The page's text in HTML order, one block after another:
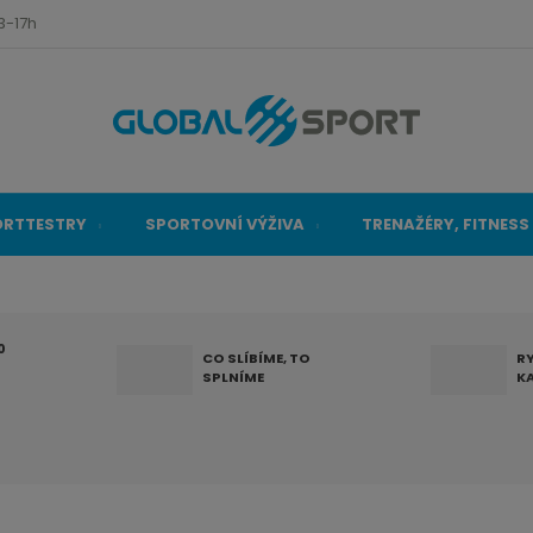
17h
SPORTOVNÍ VÝŽIVA TRENAŽÉRY, FITNESS
CO SLÍBÍME, TO
SPLNÍME